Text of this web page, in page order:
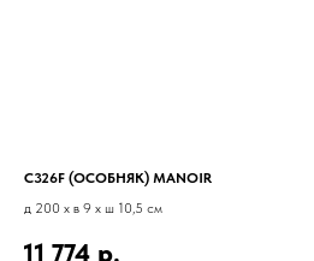
C326F (ОСОБНЯК) MANOIR
д 200 x в 9 x ш 10,5 см
11 774 р.